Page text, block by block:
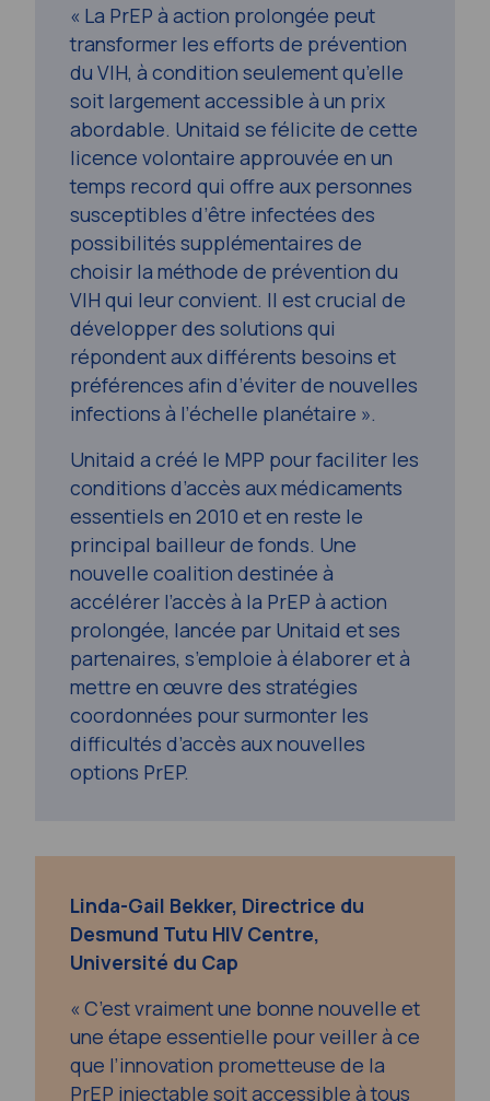
« La PrEP à action prolongée peut
transformer les efforts de prévention
du VIH, à condition seulement qu’elle
soit largement accessible à un prix
abordable. Unitaid se félicite de cette
licence volontaire approuvée en un
temps record qui offre aux personnes
susceptibles d’être infectées des
possibilités supplémentaires de
choisir la méthode de prévention du
VIH qui leur convient. Il est crucial de
développer des solutions qui
répondent aux différents besoins et
préférences afin d’éviter de nouvelles
infections à l’échelle planétaire ».
Unitaid a créé le MPP pour faciliter les
conditions d’accès aux médicaments
essentiels en 2010 et en reste le
principal bailleur de fonds. Une
nouvelle coalition destinée à
accélérer l’accès à la PrEP à action
prolongée, lancée par Unitaid et ses
partenaires, s’emploie à élaborer et à
mettre en œuvre des stratégies
coordonnées pour surmonter les
difficultés d’accès aux nouvelles
options PrEP.
Linda-Gail Bekker, Directrice du
Desmund Tutu HIV Centre,
Université du Cap
« C’est vraiment une bonne nouvelle et
une étape essentielle pour veiller à ce
que l’innovation prometteuse de la
PrEP injectable soit accessible à tous